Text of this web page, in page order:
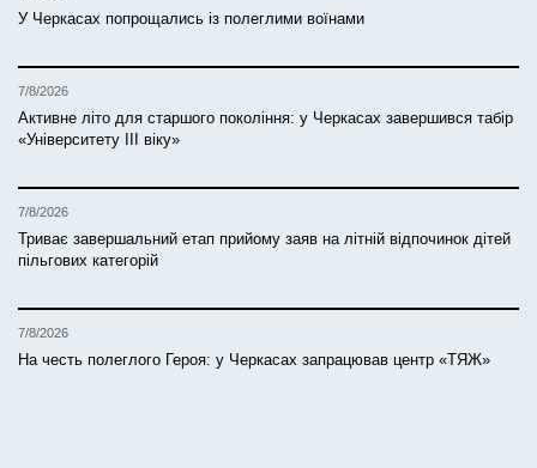
У Черкасах попрощались із полеглими воїнами
7/8/2026
Активне літо для старшого покоління: у Черкасах завершився табір
«Університету ІІІ віку»
7/8/2026
Триває завершальний етап прийому заяв на літній відпочинок дітей
пільгових категорій
7/8/2026
На честь полеглого Героя: у Черкасах запрацював центр «ТЯЖ»